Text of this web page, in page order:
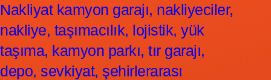
Nakliyat kamyon garajı, nakliyeciler,
nakliye, taşımacılık, lojistik, yük
taşıma, kamyon parkı, tır garajı,
depo, sevkiyat, şehirlerarası